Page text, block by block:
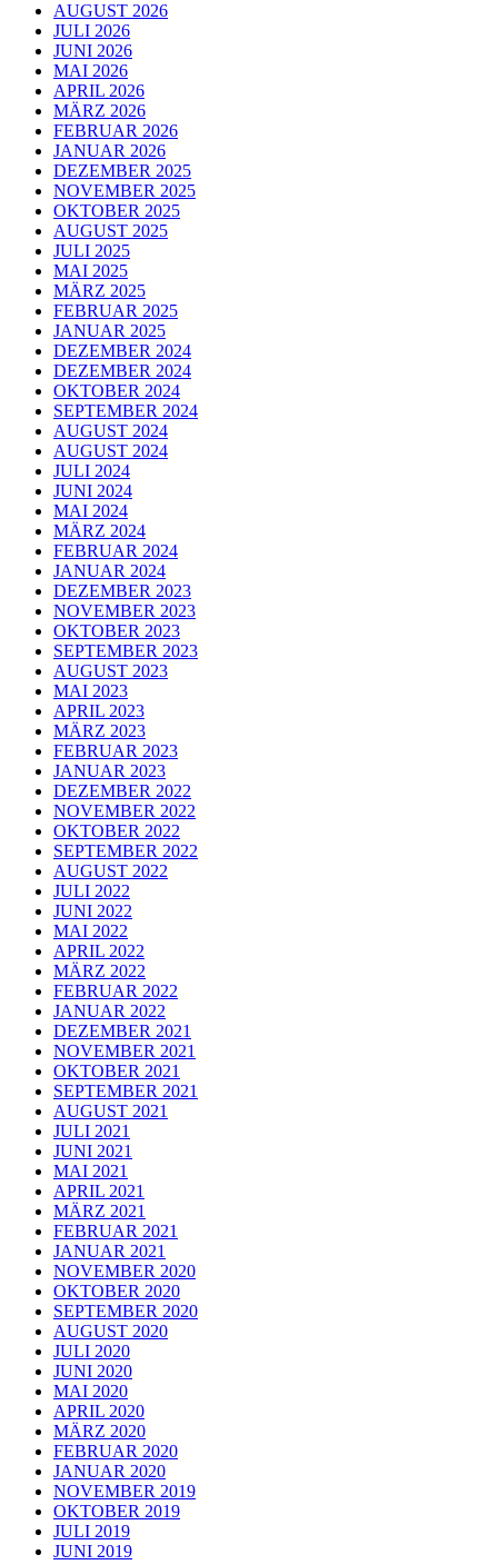
AUGUST 2026
JULI 2026
JUNI 2026
MAI 2026
APRIL 2026
MÄRZ 2026
FEBRUAR 2026
JANUAR 2026
DEZEMBER 2025
NOVEMBER 2025
OKTOBER 2025
AUGUST 2025
JULI 2025
MAI 2025
MÄRZ 2025
FEBRUAR 2025
JANUAR 2025
DEZEMBER 2024
DEZEMBER 2024
OKTOBER 2024
SEPTEMBER 2024
AUGUST 2024
AUGUST 2024
JULI 2024
JUNI 2024
MAI 2024
MÄRZ 2024
FEBRUAR 2024
JANUAR 2024
DEZEMBER 2023
NOVEMBER 2023
OKTOBER 2023
SEPTEMBER 2023
AUGUST 2023
MAI 2023
APRIL 2023
MÄRZ 2023
FEBRUAR 2023
JANUAR 2023
DEZEMBER 2022
NOVEMBER 2022
OKTOBER 2022
SEPTEMBER 2022
AUGUST 2022
JULI 2022
JUNI 2022
MAI 2022
APRIL 2022
MÄRZ 2022
FEBRUAR 2022
JANUAR 2022
DEZEMBER 2021
NOVEMBER 2021
OKTOBER 2021
SEPTEMBER 2021
AUGUST 2021
JULI 2021
JUNI 2021
MAI 2021
APRIL 2021
MÄRZ 2021
FEBRUAR 2021
JANUAR 2021
NOVEMBER 2020
OKTOBER 2020
SEPTEMBER 2020
AUGUST 2020
JULI 2020
JUNI 2020
MAI 2020
APRIL 2020
MÄRZ 2020
FEBRUAR 2020
JANUAR 2020
NOVEMBER 2019
OKTOBER 2019
JULI 2019
JUNI 2019